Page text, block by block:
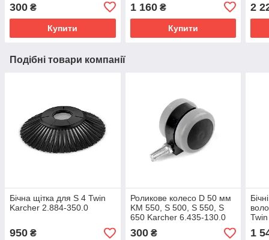
300 ₴
Купити
1 160₴
Купити
2
Подібні товари компанії
Бічна щітка для S 4 Twin
Karcher 2.884-350.0
950 ₴
Роликове колесо D 50 мм
KM 550, S 500, S 550, S
650 Karcher 6.435-130.0
300₴ 1